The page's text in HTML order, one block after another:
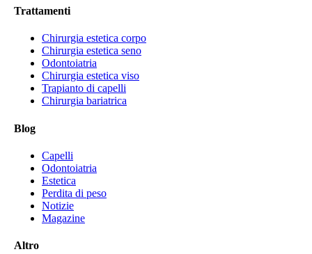
Trattamenti
Chirurgia estetica corpo
Chirurgia estetica seno
Odontoiatria
Chirurgia estetica viso
Trapianto di capelli
Chirurgia bariatrica
Blog
Capelli
Odontoiatria
Estetica
Perdita di peso
Notizie
Magazine
Altro